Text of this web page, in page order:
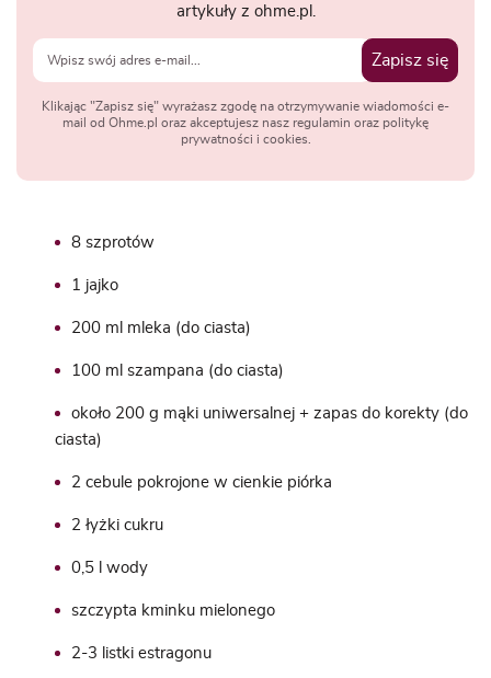
artykuły z ohme.pl.
Zapisz się
Klikając "Zapisz się" wyrażasz zgodę na otrzymywanie wiadomości e-
mail od Ohme.pl oraz akceptujesz nasz regulamin oraz politykę
prywatności i cookies.
8 szprotów
1 jajko
200 ml mleka (do ciasta)
100 ml szampana (do ciasta)
około 200 g mąki uniwersalnej + zapas do korekty (do
ciasta)
2 cebule pokrojone w cienkie piórka
2 łyżki cukru
0,5 l wody
szczypta kminku mielonego
2-3 listki estragonu